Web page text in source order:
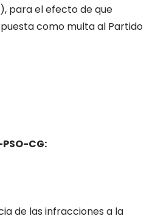
para el efecto de que
como multa al Partido
PSO-CG:
de las infracciones a la